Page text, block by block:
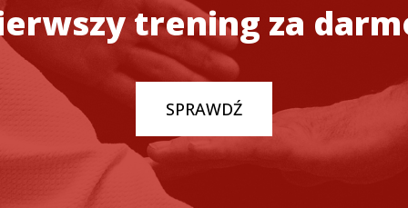
trening za
SPRAWDŹ